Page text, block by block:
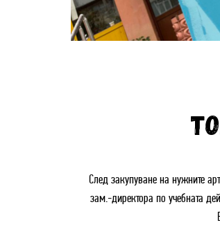
След закупуване на нужните
зам.-директора по учебната